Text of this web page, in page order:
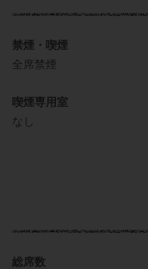
禁煙・喫煙
全席禁煙
喫煙専用室
なし
総席数